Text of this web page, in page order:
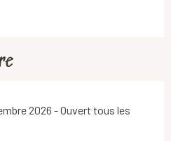
2026 - Ouvert tous les